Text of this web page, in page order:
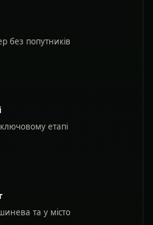
без попутників
етапі
та у місто